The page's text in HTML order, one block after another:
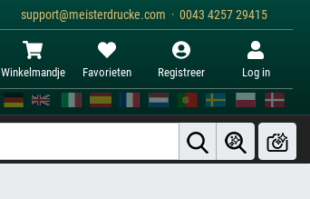
support@meisterdrucke.com · 0043 4257 29415
Winkelmandje Favorieten Registreer Log in